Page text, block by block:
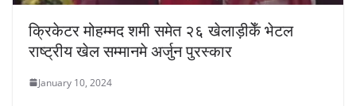
क्रिकेटर मोहम्मद शमी समेत २६ खेलाड़ीकेँ भेटल
राष्ट्रीय खेल सम्मानमे अर्जुन पुरस्कार
January 10, 2024